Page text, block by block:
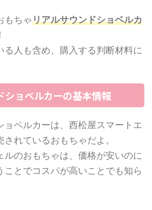
もちゃリアルサウンドショベルカ
る人も含め、購入する判断材料に
ショベルカーの基本情報
ョベルカーは、西松屋スマートエ
れているおもちゃだよ。
ルのおもちゃは、価格が安いのに
ことでコスパが高いことでも知ら